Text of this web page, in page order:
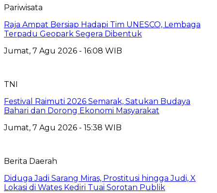
Pariwisata
Raja Ampat Bersiap Hadapi Tim UNESCO, Lembaga
Terpadu Geopark Segera Dibentuk
Jumat, 7 Agu 2026 - 16:08 WIB
TNI
Festival Raimuti 2026 Semarak, Satukan Budaya
Bahari dan Dorong Ekonomi Masyarakat
Jumat, 7 Agu 2026 - 15:38 WIB
Berita Daerah
Diduga Jadi Sarang Miras, Prostitusi hingga Judi, X
Lokasi di Wates Kediri Tuai Sorotan Publik